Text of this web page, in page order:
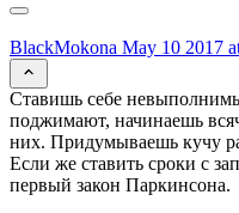
BlackMokona May 10 2017
Ставишь себе
поджимают, начинаешь
них. Придумываешь кучу
Если же ставить сроки с
первый закон Паркинсона.